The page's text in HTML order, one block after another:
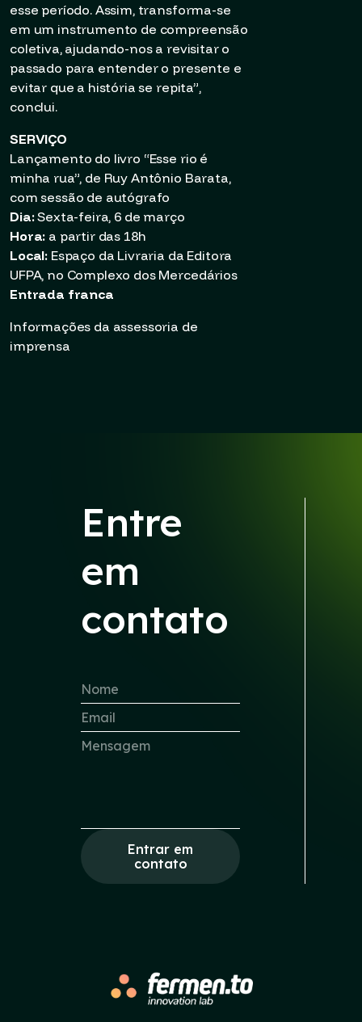
esse período. Assim, transforma-se
em um instrumento de compreensão
coletiva, ajudando-nos a revisitar o
passado para entender o presente e
evitar que a história se repita”,
conclui.
SERVIÇO
Lançamento do livro “Esse rio é
minha rua”, de Ruy Antônio Barata,
com sessão de autógrafo
Dia:Sexta-feira, 6 de março
Hora: a partir das 18h
Local: Espaço da Livraria da Editora
UFPA, no Complexo dos Mercedários
Entrada franca
Informações da assessoria de
imprensa
Entre
em
contato
Entrar em
contato